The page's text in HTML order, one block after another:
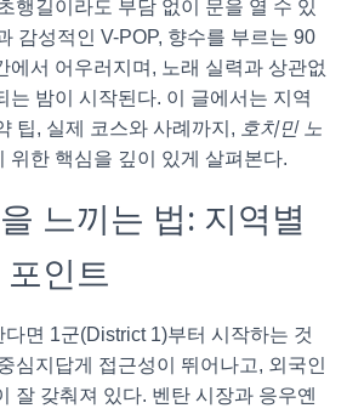
행길이라도 부담 없이 문을 열 수 있
감성적인 V-POP, 향수를 부르는 90
에서 어우러지며, 노래 실력과 상관없
는 밤이 시작된다. 이 글에서는 지역
팁, 실제 코스와 사례까지, 호치민 노
위한 핵심을 깊이 있게 살펴본다.
느끼는 법: 지역별
인트
면 1군(District 1)부터 시작하는 것
심지답게 접근성이 뛰어나고, 외국인
잘 갖춰져 있다. 벤탄 시장과 응우옌